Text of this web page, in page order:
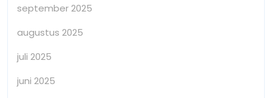
september 2025
augustus 2025
juli 2025
juni 2025